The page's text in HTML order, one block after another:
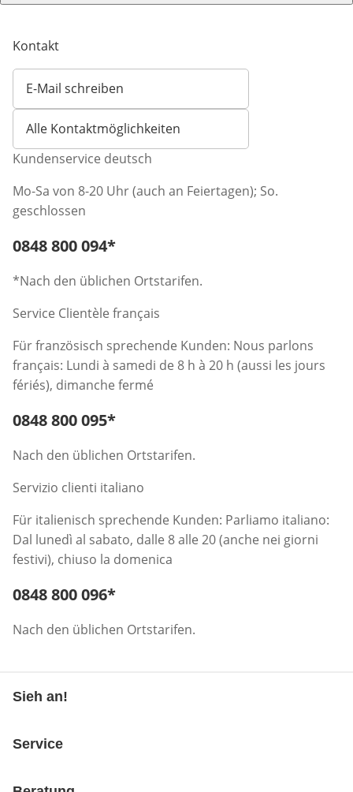
Kontakt
E-Mail schreiben
Öffnet E-Mail-Client
Alle Kontaktmöglichkeiten
Kundenservice deutsch
Mo-Sa von 8-20 Uhr (auch an Feiertagen); So.
geschlossen
Telefonnummer:
0848 800 094*
*Nach den üblichen Ortstarifen.
Service Clientèle français
Für französisch sprechende Kunden: Nous parlons
français: Lundi à samedi de 8 h à 20 h (aussi les jours
fériés), dimanche fermé
Telefonnummer:
0848 800 095*
Nach den üblichen Ortstarifen.
Servizio clienti italiano
Für italienisch sprechende Kunden: Parliamo italiano:
Dal lunedì al sabato, dalle 8 alle 20 (anche nei giorni
festivi), chiuso la domenica
Telefonnummer:
0848 800 096*
Nach den üblichen Ortstarifen.
Sieh an!
Service